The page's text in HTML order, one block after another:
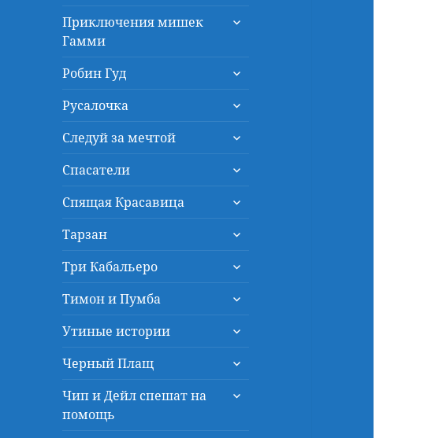
Приключения мишек
Гамми
раскрыть
Робин Гуд
раскрыть
меню
Русалочка
раскрыть
меню
Следуй за мечтой
раскрыть
меню
Спасатели
раскрыть
меню
Спящая Красавица
раскрыть
меню
Тарзан
раскрыть
меню
Три Кабальеро
раскрыть
меню
Тимон и Пумба
раскрыть
меню
Утиные истории
раскрыть
меню
Черный Плащ
раскрыть
меню
Чип и Дейл спешат на
помощь
раскрыть